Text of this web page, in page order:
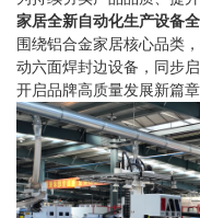
家居全新自动化生产设备
围绕铝合金家居核心品类
动六面焊封边设备，同步
开启品牌高质量发展新篇章